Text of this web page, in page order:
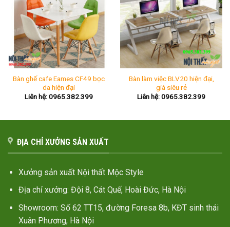
Bàn ghế cafe Eames CF49 bọc
da hiện đại
Liên hệ: 0965.382.399
Bàn làm việc BLV20 hiện đại,
giá siêu rẻ
Liên hệ: 0965.382.399
ĐỊA CHỈ XƯỞNG SẢN XUẤT
Xưởng sản xuất Nội thất Mộc Style
Địa chỉ xưởng: Đội 8, Cát Quế, Hoài Đức, Hà Nội
Showroom: Số 62 TT15, đường Foresa 8b, KĐT sinh thái
Xuân Phương, Hà Nội